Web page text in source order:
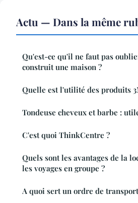
Actu — Dans la même
Qu'est-ce qu'il ne faut pas
construit une maison ?
Quelle est l'utilité des produits
Tondeuse cheveux et barbe :
C'est quoi ThinkCentre ?
Quels sont les avantages de la
les voyages en groupe ?
A quoi sert un ordre de